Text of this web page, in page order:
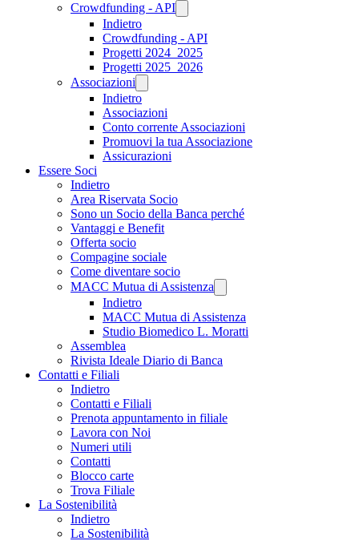
Crowdfunding - API
Indietro
Crowdfunding - API
Progetti 2024_2025
Progetti 2025_2026
Associazioni
Indietro
Associazioni
Conto corrente Associazioni
Promuovi la tua Associazione
Assicurazioni
Essere Soci
Indietro
Area Riservata Socio
Sono un Socio della Banca perché
Vantaggi e Benefit
Offerta socio
Compagine sociale
Come diventare socio
MACC Mutua di Assistenza
Indietro
MACC Mutua di Assistenza
Studio Biomedico L. Moratti
Assemblea
Rivista Ideale Diario di Banca
Contatti e Filiali
Indietro
Contatti e Filiali
Prenota appuntamento in filiale
Lavora con Noi
Numeri utili
Contatti
Blocco carte
Trova Filiale
La Sostenibilità
Indietro
La Sostenibilità